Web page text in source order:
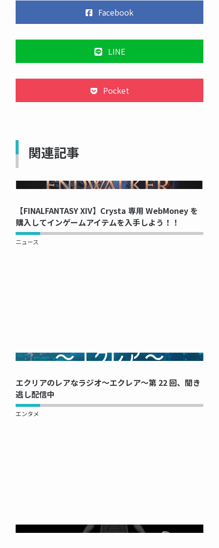
Facebook
LINE
Pocket
関連記事
NOW PRINTING...
【FINALFANTASY XIV】Crysta 専用 WebMoney を
購入してインゲームアイテムを入手しよう！！
ニュース
NOW PRINTING...
エクリアのレアなラジオ～エクレア～第 22 回、聞き
逃し配信中
エンタメ
NOW PRINTING...